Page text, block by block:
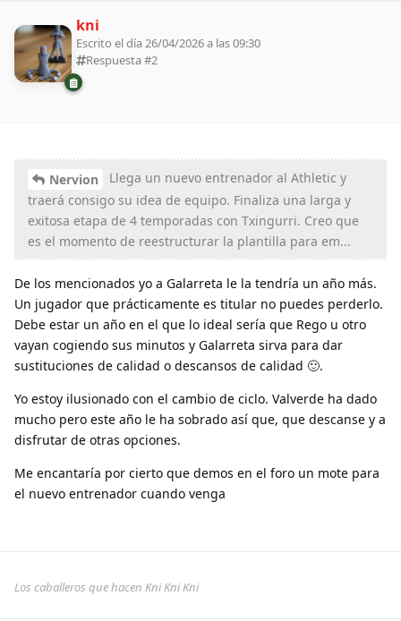
kni
Escrito el día 26/04/2026 a las 09:30
Respuesta #2
Nervion
Llega un nuevo entrenador al Athletic y
traerá consigo su idea de equipo. Finaliza una larga y
exitosa etapa de 4 temporadas con Txingurri. Creo que
es el momento de reestructurar la plantilla para em...
De los mencionados yo a Galarreta le la tendría un año más.
Un jugador que prácticamente es titular no puedes perderlo.
Debe estar un año en el que lo ideal sería que Rego u otro
vayan cogiendo sus minutos y Galarreta sirva para dar
sustituciones de calidad o descansos de calidad 🙂.
Yo estoy ilusionado con el cambio de ciclo. Valverde ha dado
mucho pero este año le ha sobrado así que, que descanse y a
disfrutar de otras opciones.
Me encantaría por cierto que demos en el foro un mote para
el nuevo entrenador cuando venga
Los caballeros que hacen Kni Kni Kni